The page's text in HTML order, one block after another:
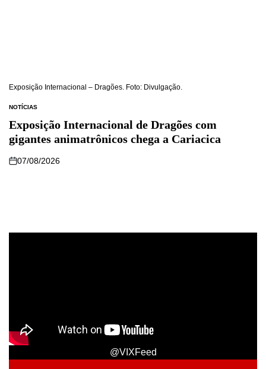
Exposição Internacional – Dragões. Foto: Divulgação.
NOTÍCIAS
Exposição Internacional de Dragões com
gigantes animatrônicos chega a Cariacica
07/08/2026
@VIXFeed